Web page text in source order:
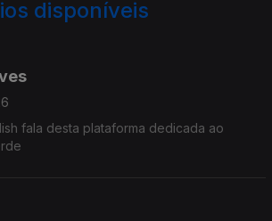
disponíveis
fala desta plataforma dedicada ao